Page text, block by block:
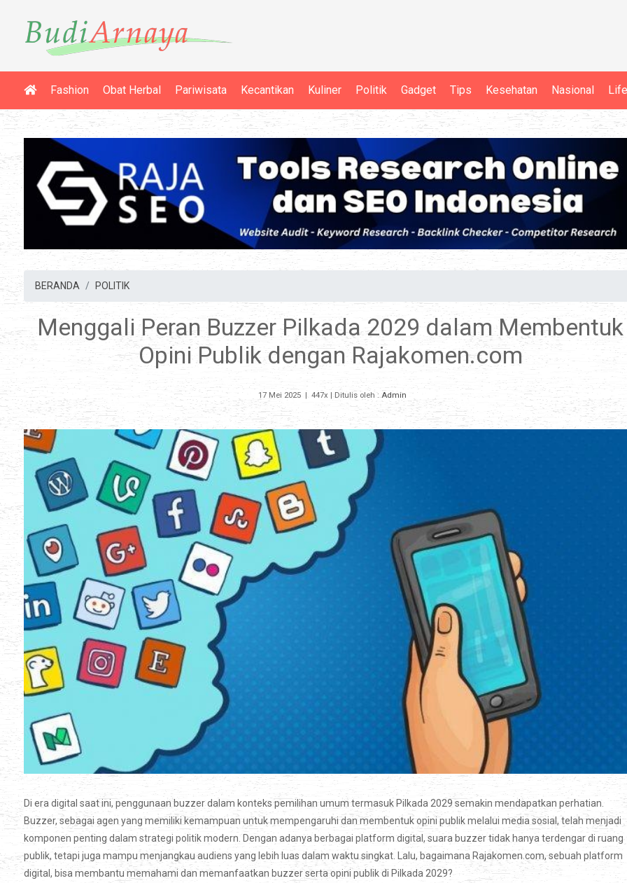
Fashion Obat Herbal Pariwisata Kecantikan Kuliner Politik Gadget Tips Kesehatan Nasional
BERANDA POLITIK
Menggali Peran Buzzer Pilkada 2029 dalam Membentuk
Opini Publik dengan Rajakomen.com
17 Mei 2025| 447x | Ditulis oleh : Admin
Di era digital saat ini, penggunaan buzzer dalam konteks pemilihan umum termasuk Pilkada 2029 semakin mendapatkan perhatian.
Buzzer, sebagai agen yang memiliki kemampuan untuk mempengaruhi dan membentuk opini publik melalui media sosial, telah menjadi
komponen penting dalam strategi politik modern. Dengan adanya berbagai platform digital, suara buzzer tidak hanya terdengar di ruang
publik, tetapi juga mampu menjangkau audiens yang lebih luas dalam waktu singkat. Lalu, bagaimana Rajakomen.com, sebuah platform
digital, bisa membantu memahami dan memanfaatkan buzzer serta opini publik di Pilkada 2029?